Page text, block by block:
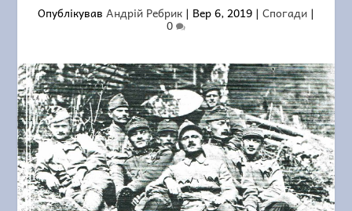
Опублікував Андрій Ребрик | Вер 6, 2019 | Спогади |
0